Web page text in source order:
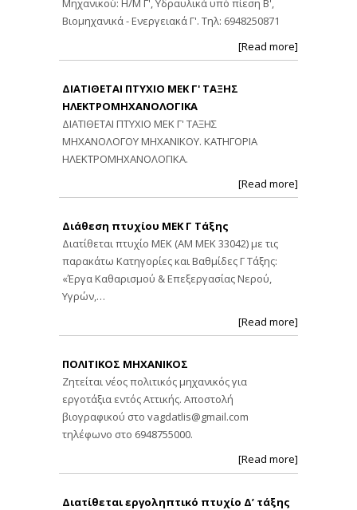
Μηχανικού: Η/Μ Γ', Υδραυλικά υπό πίεση Β',
Βιομηχανικά - Ενεργειακά Γ'. Τηλ: 6948250871
[Read more]
ΔΙΑΤΙΘΕΤΑΙ ΠΤΥΧΙΟ ΜΕΚ Γ' ΤΑΞΗΣ
ΗΛΕΚΤΡΟΜΗΧΑΝΟΛΟΓΙΚΑ
ΔΙΑΤΙΘΕΤΑΙ ΠΤΥΧΙΟ ΜΕΚ Γ' ΤΑΞΗΣ
ΜΗΧΑΝΟΛΟΓΟΥ ΜΗΧΑΝΙΚΟΥ. ΚΑΤΗΓΟΡΙΑ
ΗΛΕΚΤΡΟΜΗΧΑΝΟΛΟΓΙΚΑ.
[Read more]
Διάθεση πτυχίου ΜΕΚ Γ Τάξης
Διατίθεται πτυχίο ΜΕΚ (ΑΜ ΜΕΚ 33042) με τις
παρακάτω Κατηγορίες και Βαθμίδες Γ Τάξης:
«Έργα Καθαρισμού & Επεξεργασίας Νερού,
Υγρών,…
[Read more]
ΠΟΛΙΤΙΚΟΣ ΜΗΧΑΝΙΚΟΣ
Ζητείται νέος πολιτικός μηχανικός για
εργοτάξια εντός Αττικής. Αποστολή
βιογραφικού στο vagdatlis@gmail.com
τηλέφωνο στο 6948755000.
[Read more]
Διατίθεται εργοληπτικό πτυχίο Δ’ τάξης